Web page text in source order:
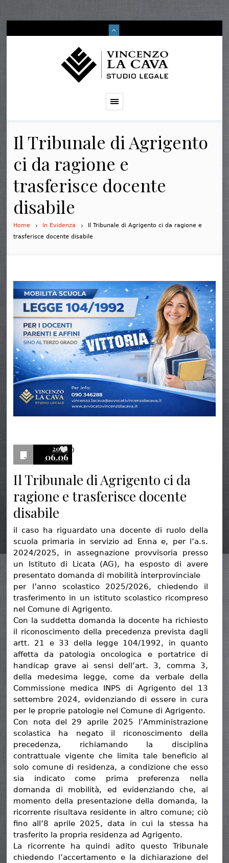
Il Tribunale di Agrigento
ci da ragione e
trasferisce docente
disabile
Home In Evidenza
Il Tribunale di Agrigento ci da ragione e
trasferisce docente disabile
2026
06.06
0
Il Tribunale di Agrigento ci da
ragione e trasferisce docente
disabile
il caso ha riguardato una docente di ruolo della
scuola primaria in servizio ad Enna e, per l’a.s.
2024/2025, in assegnazione provvisoria presso
un Istituto di Licata (AG), ha esposto di avere
presentato domanda di mobilità interprovinciale
per l’anno scolastico 2025/2026, chiedendo il
trasferimento in un istituto scolastico ricompreso
nel Comune di Agrigento.
Con la suddetta domanda la docente ha richiesto
il riconoscimento della precedenza prevista dagli
artt. 21 e 33 della legge 104/1992, in quanto
affetta da patologia oncologica e portatrice di
handicap grave ai sensi dell’art. 3, comma 3,
della medesima legge, come da verbale della
Commissione medica INPS di Agrigento del 13
settembre 2024, evidenziando di essere in cura
per le proprie patologie nel Comune di Agrigento.
Con nota del 29 aprile 2025 l’Amministrazione
scolastica ha negato il riconoscimento della
precedenza, richiamando la disciplina
contrattuale vigente che limita tale beneficio al
solo comune di residenza, a condizione che esso
sia indicato come prima preferenza nella
domanda di mobilità, ed evidenziando che, al
momento della presentazione della domanda, la
ricorrente risultava residente in altro comune; ciò
fino all’8 aprile 2025, data in cui la stessa ha
trasferito la propria residenza ad Agrigento.
La ricorrente ha quindi adito questo Tribunale
chiedendo l’accertamento e la dichiarazione del